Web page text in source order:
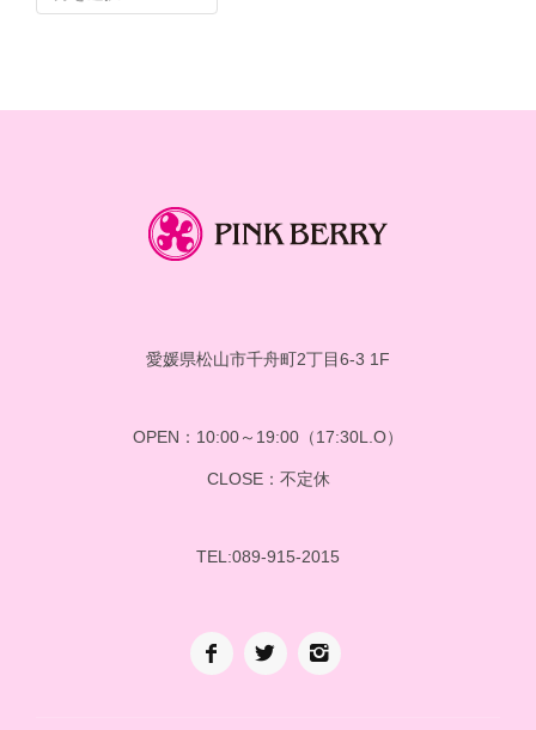
ー
愛媛県松山市千舟町2丁目6-3 1F
OPEN：10:00～19:00（17:30L.O）
CLOSE：不定休
TEL:089-915-2015